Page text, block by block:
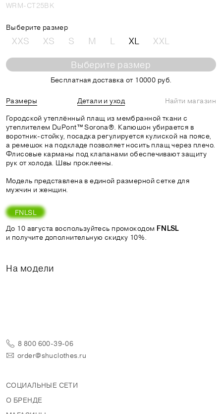
WRM-CT25BK
Выберите размер
XXS XS S M L XL XXL
Выберите размер
Бесплатная доставка от 10000 руб.
Размеры Детали и уход
Найти магазин
Городской утеплённый плащ из мембранной ткани с
утеплителем DuPont™ Sorona®. Капюшон убирается в
воротник-стойку, посадка регулируется кулиской на поясе,
а ремешок на подкладе позволяет носить плащ через плечо.
Флисовые карманы под клапанами обеспечивают защиту
рук от холода. Швы проклеены.
Модель представлена в единой размерной сетке для
мужчин и женщин.
FNLSL
До 10 августа воспользуйтесь промокодом FNLSL
и получите дополнительную скидку 10%.
На модели
8 800 600-39-06
order@shuclothes.ru
СОЦИАЛЬНЫЕ СЕТИ
О БРЕНДЕ